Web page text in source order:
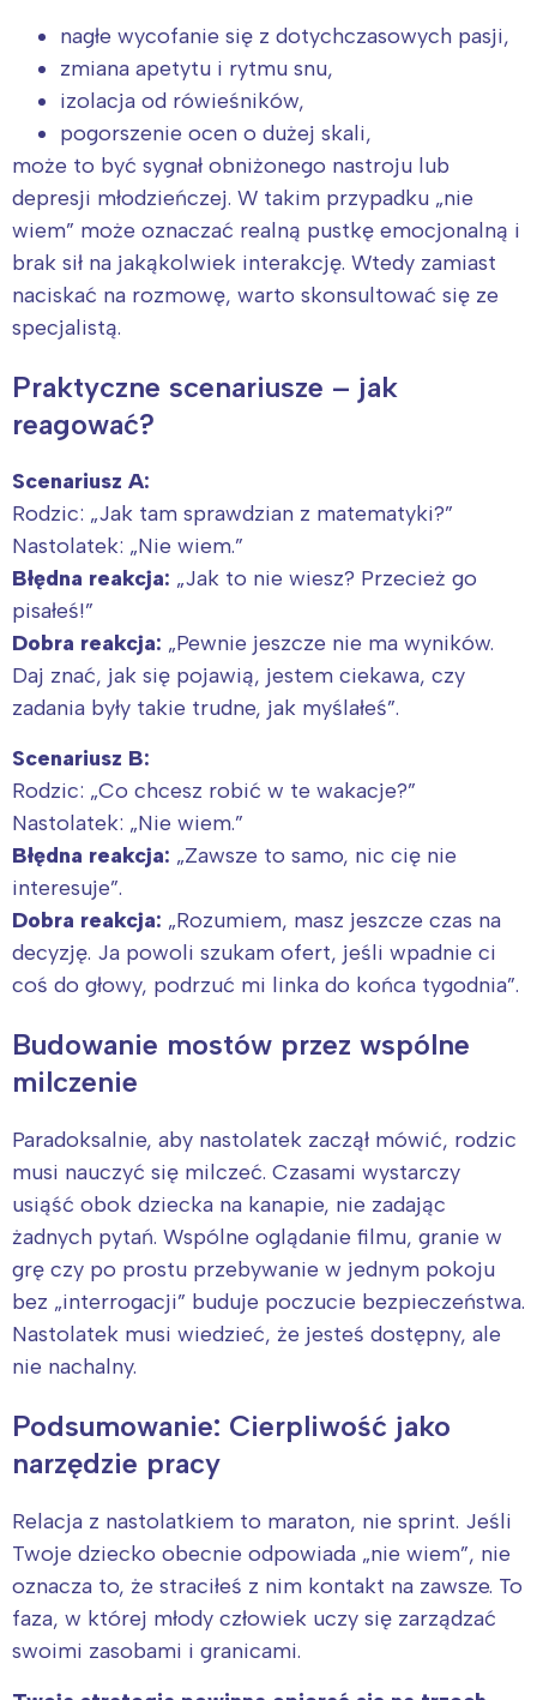
nagłe wycofanie się z dotychczasowych pasji,
zmiana apetytu i rytmu snu,
izolacja od rówieśników,
pogorszenie ocen o dużej skali,
może to być sygnał obniżonego nastroju lub
depresji młodzieńczej. W takim przypadku „nie
wiem” może oznaczać realną pustkę emocjonalną i
brak sił na jakąkolwiek interakcję. Wtedy zamiast
naciskać na rozmowę, warto skonsultować się ze
specjalistą.
Praktyczne scenariusze – jak
reagować?
Scenariusz A:
Rodzic: „Jak tam sprawdzian z matematyki?”
Nastolatek: „Nie wiem.”
Błędna reakcja: „Jak to nie wiesz? Przecież go
pisałeś!”
Dobra reakcja: „Pewnie jeszcze nie ma wyników.
Daj znać, jak się pojawią, jestem ciekawa, czy
zadania były takie trudne, jak myślałeś”.
Scenariusz B:
Rodzic: „Co chcesz robić w te wakacje?”
Nastolatek: „Nie wiem.”
Błędna reakcja: „Zawsze to samo, nic cię nie
interesuje”.
Dobra reakcja: „Rozumiem, masz jeszcze czas na
decyzję. Ja powoli szukam ofert, jeśli wpadnie ci
coś do głowy, podrzuć mi linka do końca tygodnia”.
Budowanie mostów przez wspólne
milczenie
Paradoksalnie, aby nastolatek zaczął mówić, rodzic
musi nauczyć się milczeć. Czasami wystarczy
usiąść obok dziecka na kanapie, nie zadając
żadnych pytań. Wspólne oglądanie filmu, granie w
grę czy po prostu przebywanie w jednym pokoju
bez „interrogacji” buduje poczucie bezpieczeństwa.
Nastolatek musi wiedzieć, że jesteś dostępny, ale
nie nachalny.
Podsumowanie: Cierpliwość jako
narzędzie pracy
Relacja z nastolatkiem to maraton, nie sprint. Jeśli
Twoje dziecko obecnie odpowiada „nie wiem”, nie
oznacza to, że straciłeś z nim kontakt na zawsze. To
faza, w której młody człowiek uczy się zarządzać
swoimi zasobami i granicami.